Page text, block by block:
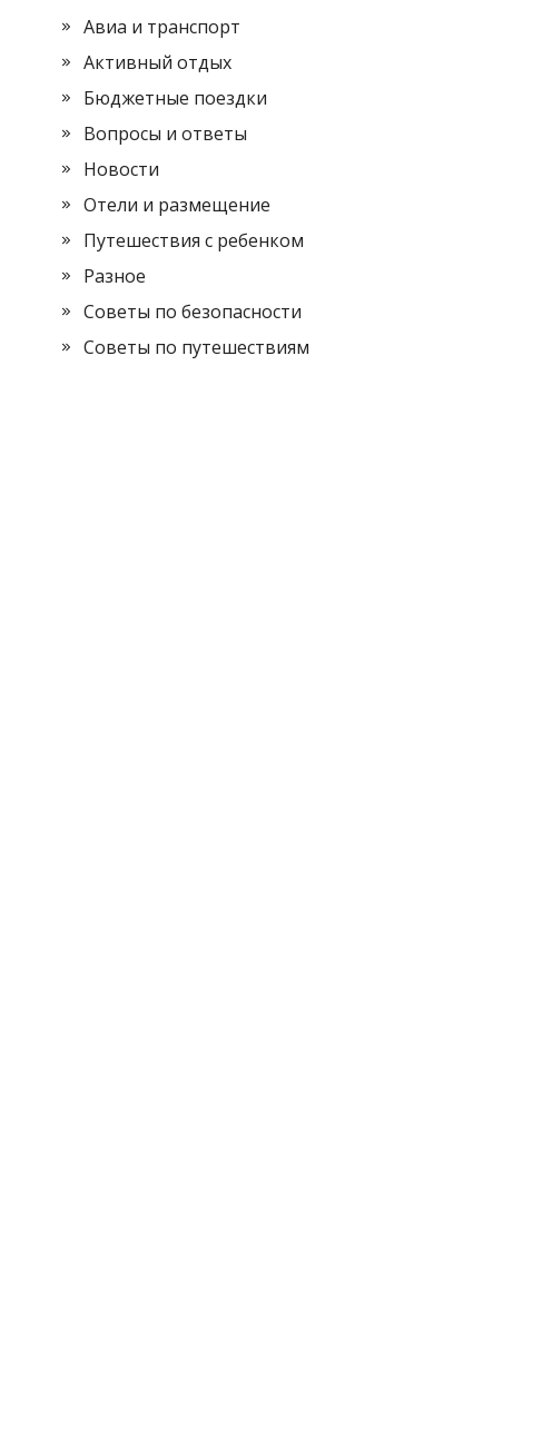
Авиа и транспорт
Активный отдых
Бюджетные поездки
Вопросы и ответы
Новости
Отели и размещение
Путешествия с ребенком
Разное
Советы по безопасности
Советы по путешествиям